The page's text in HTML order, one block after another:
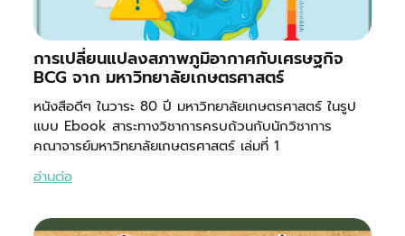
การเปลี่ยนแปลงสภาพภูมิอากาศกับเศรษฐกิจ
BCG จาก มหาวิทยาลัยเกษตรศาสตร์
หนังสือดีๆ ในวาระ 80 ปี มหาวิทยาลัยเกษตรศาสตร์ ในรูป
แบบ Ebook สาระทางวิชาการครบถ้วนกับนักวิชาการ
คณาจารย์มหาวิทยาลัยเกษตรศาสตร์ เล่มที่ 1
อ่านต่อ